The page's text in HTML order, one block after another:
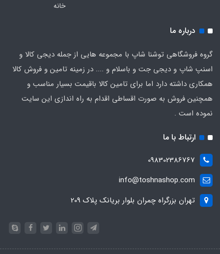
خانه
درباره ما
گروه فروشگاهی توشنا شاپ با مجموعه هایی از جمله دیجی کالا و
اسنپ شاپ و دیجی جت و باسلام و .... در زمینه تامین و فروش کالا
همکاری داشته دارد اما برای تامین کالا باقیمت بسیار مناسب و
همچنین فروش به صورت اقساطی اقدام به راه اندازی این سایت
نموده است .
ارتباط با ما
098302386767
info@toshnashop.com
تهران بزرگراه چمران بلوار بریانک پلاک 209